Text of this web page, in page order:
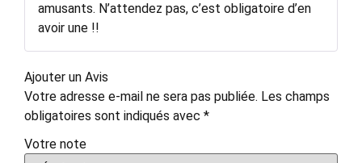
amusants. N’attendez pas, c’est obligatoire d’en
avoir une !!
Ajouter un Avis
Votre adresse e-mail ne sera pas publiée. Les champs
obligatoires sont indiqués avec *
Votre note